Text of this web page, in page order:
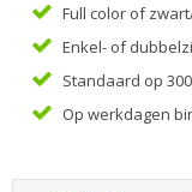
Rouwkaarten
Scripties
Trouwkaarten
Tijdschriften
Full color of
Enkel- of
Standaard op
Op werkdagen